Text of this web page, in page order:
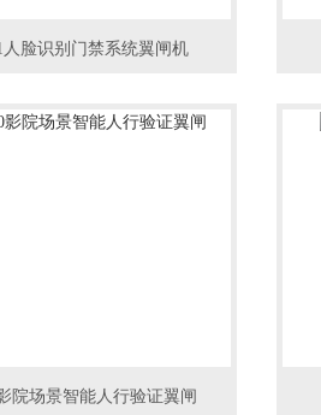
人脸识别门禁系统翼闸机
院场景智能人行验证翼闸